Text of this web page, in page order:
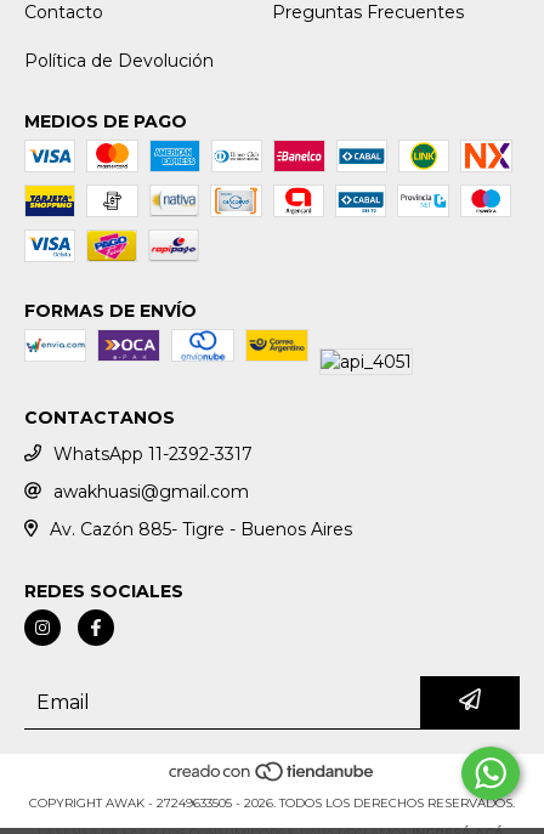
Contacto Preguntas Frecuentes
Política de Devolución
MEDIOS DE PAGO
FORMAS DE ENVÍO
CONTACTANOS
WhatsApp 11-2392-3317
awakhuasi@gmail.com
Av. Cazón 885- Tigre - Buenos Aires
REDES SOCIALES
COPYRIGHT AWAK - 27249633505 - 2026. TODOS LOS DERECHOS RESERVADOS.